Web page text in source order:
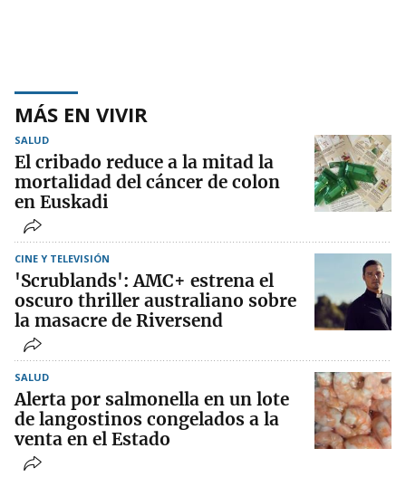
MÁS EN VIVIR
SALUD
El cribado reduce a la mitad la
mortalidad del cáncer de colon
en Euskadi
CINE Y TELEVISIÓN
'Scrublands': AMC+ estrena el
oscuro thriller australiano sobre
la masacre de Riversend
SALUD
Alerta por salmonella en un lote
de langostinos congelados a la
venta en el Estado